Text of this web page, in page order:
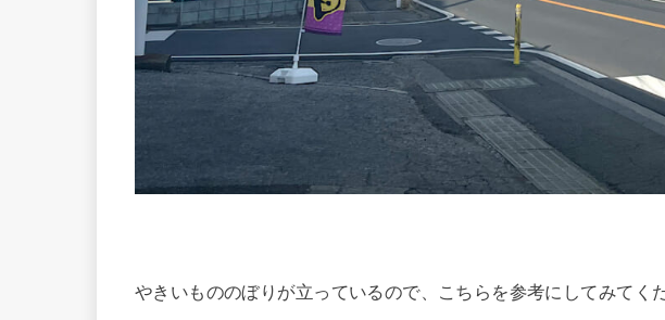
やきいもののぼりが立っているので、こちらを参考にしてみてく